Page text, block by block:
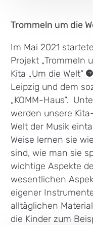
Trommeln um die
Im Mai 2021
Projekt „Trommeln
Kita „Um die Welt“
Leipzig und dem
„KOMM-Haus“.
werden unsere
Welt der Musik
Weise lernen sie
sind, wie man sie
wichtige Aspekte
wesentlichen
eigener
alltäglichen
die Kinder zum